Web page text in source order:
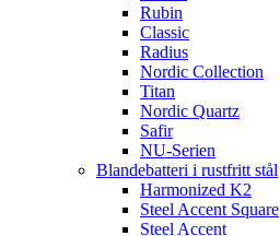
Rubin
Classic
Radius
Nordic Collection
Titan
Nordic Quartz
Safir
NU-Serien
Blandebatteri i rustfritt stål
Harmonized K2
Steel Accent Square
Steel Accent